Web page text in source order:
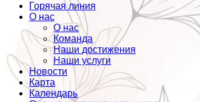
Горячая линия
О нас
О нас
Команда
Наши достижения
Наши услуги
Новости
Карта
Календарь